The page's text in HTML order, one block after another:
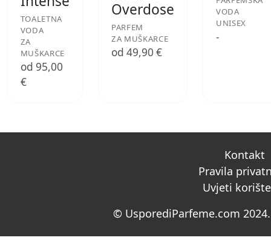
TOALETNA
VODA
ZA
MUŠKARCE
od 95,00
€
Overdose
PARFEM
ZA MUŠKARCE
od 49,90 €
VODA
UNISEX
-
Kontakt
Pravila
Uvjeti
© UsporediParfeme.com